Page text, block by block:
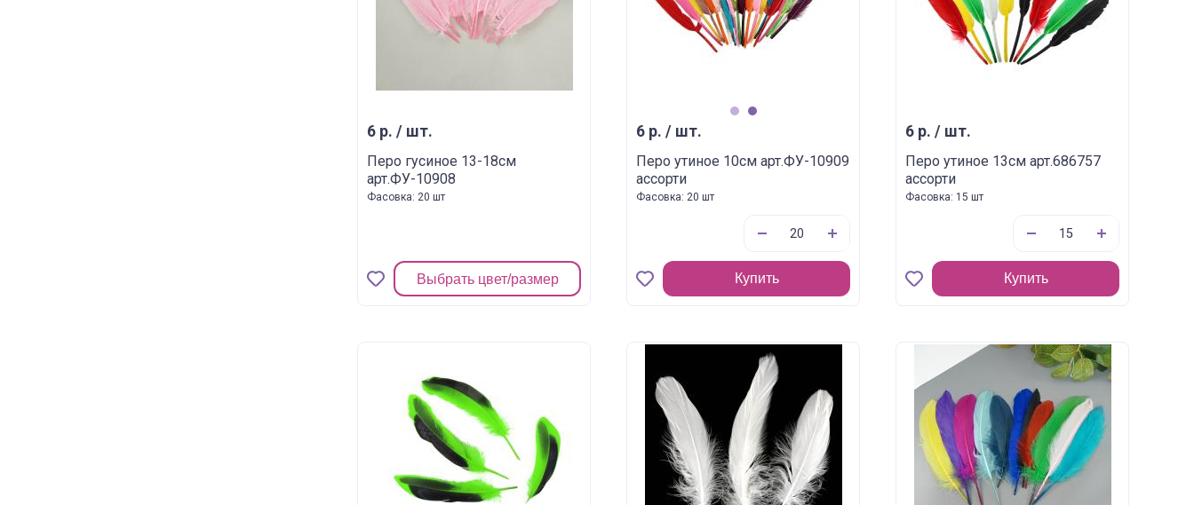
6 р. / шт.
Перо гусиное 13-18см
арт.ФУ-10908
Фасовка: 20 шт
Выбрать цвет/размер
6 р. / шт.
Перо утиное 10см арт.ФУ-10909
ассорти
Фасовка: 20 шт
Купить
6 р. / шт.
Перо утиное 13см арт.686757
ассорти
Фасовка: 15 шт
Купить